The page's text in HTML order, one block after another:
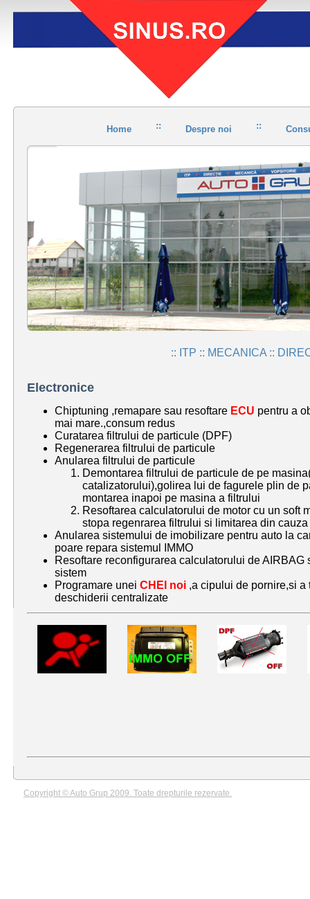
Home :: Despre noi ::
:: ITP :: MECANICA ::
Electronice
Chiptuning ,remapare sau resoftare ECU pentru a
mai mare.,consum redus
Curatarea filtrului de particule (DPF)
Regenerarea filtrului de particule
Anularea filtrului de particule
Demontarea filtrului de particule de pe
catalizatorului),golirea lui de fagurele plin de
montarea inapoi pe masina a filtrului
Resoftarea calculatorului de motor cu un soft
stopa regenrarea filtrului si limitarea din
Anularea sistemului de imobilizare pentru auto la
poare repara sistemul IMMO
Resoftare reconfigurarea calculatorului de AIRBAG
sistem
Programare unei CHEI noi ,a cipului de pornire,si a
deschiderii centralizate
Copyright © Auto Grup 2009. Toate drepturile rezervate.